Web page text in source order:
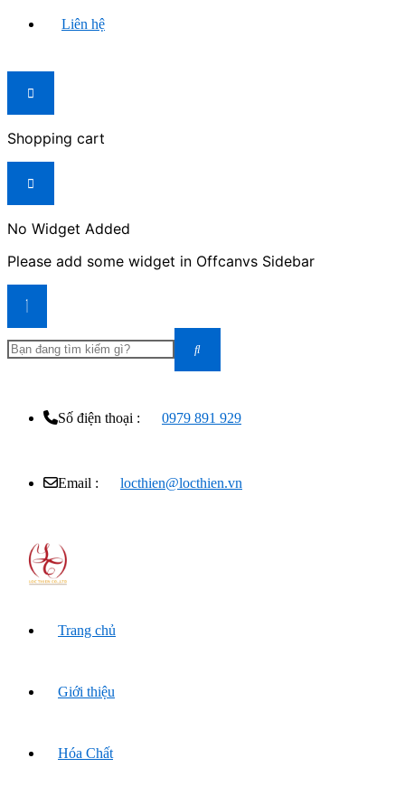
Liên hệ
Shopping cart
No Widget Added
Please add some widget in Offcanvs Sidebar
Số điện thoại : 0979 891 929
Email : locthien@locthien.vn
Trang chủ
Giới thiệu
Hóa Chất